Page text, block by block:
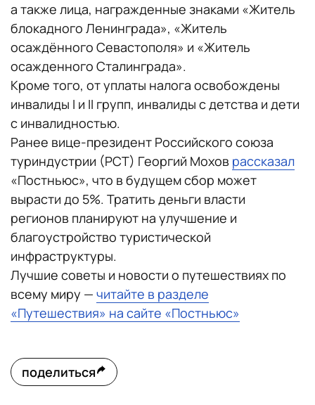
а также лица, награжденные знаками «Житель
блокадного Ленинграда», «Житель
осаждённого Севастополя» и «Житель
осажденного Сталинграда».
Кроме того, от уплаты налога освобождены
инвалиды I и II групп, инвалиды с детства и дети
с инвалидностью.
Ранее вице-президент Российского союза
туриндустрии (РСТ) Георгий Мохов рассказал
«Постньюс», что в будущем сбор может
вырасти до 5%. Тратить деньги власти
регионов планируют на улучшение и
благоустройство туристической
инфраструктуры.
Лучшие советы и новости о путешествиях по
всему миру — читайте в разделе
«Путешествия» на сайте «Постньюс»
поделиться